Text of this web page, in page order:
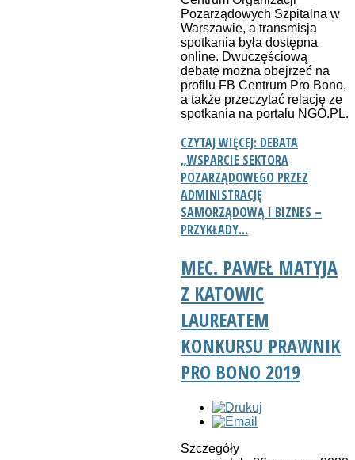
Pozarządowych Szpitalna w
Warszawie, a transmisja
spotkania była dostępna
online. Dwuczęściową
debatę można obejrzeć na
profilu FB Centrum Pro Bono,
a także przeczytać relację ze
spotkania na portalu NGO.PL.
CZYTAJ WIĘCEJ: DEBATA
„WSPARCIE SEKTORA
POZARZĄDOWEGO PRZEZ
ADMINISTRACJĘ
SAMORZĄDOWĄ I BIZNES –
PRZYKŁADY...
MEC. PAWEŁ MATYJA
Z KATOWIC
LAUREATEM
KONKURSU PRAWNIK
PRO BONO 2019
Szczegóły